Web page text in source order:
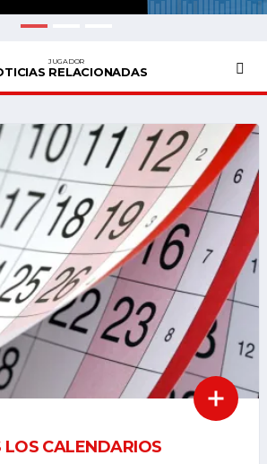
JUGADOR
RELACIONADAS
CALENDARIOS